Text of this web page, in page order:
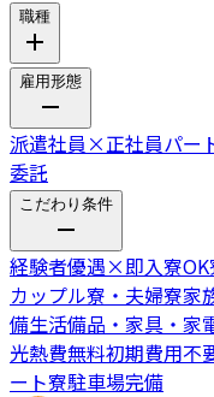
職種
雇用形態
派遣社員 ×正社員パー
委託
こだわり条件
経験者優遇×即入寮OK
カップル寮・夫婦寮家
備生活備品・家具・家
光熱費無料初期費用不
ート寮駐車場完備